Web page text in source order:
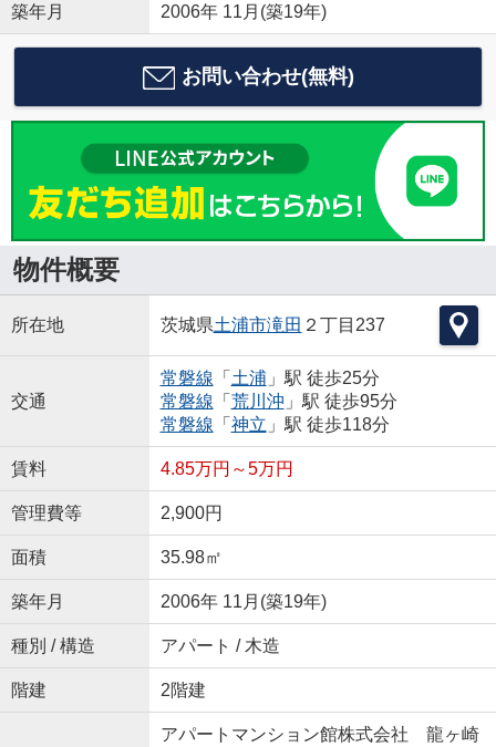
築年月 2006年 11月(築19年)
お問い合わせ(無料)
物件概要
所在地 茨城県土浦市滝田 ２丁目237
交通
常磐線 「 土浦 」駅 徒歩25分
常磐線 「 荒川沖 」駅 徒歩95分
常磐線 「 神立 」駅 徒歩118分
賃料 4.85万円～5万円
管理費等 2,900円
面積 35.98㎡
築年月 2006年 11月(築19年)
種別 / 構造 アパート / 木造
階建 2階建
アパートマンション館株式会社 龍ヶ崎